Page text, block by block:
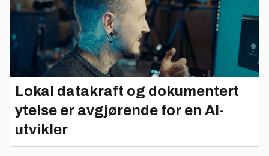
Lokal datakraft og dokumentert
ytelse er avgjørende for en AI-
utvikler